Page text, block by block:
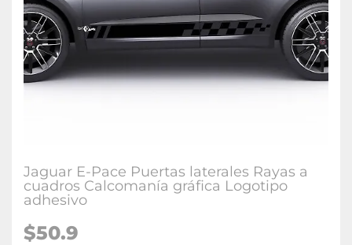
Jaguar E-Pace Puertas laterales Rayas a
cuadros Calcomanía gráfica Logotipo
adhesivo
$50.9